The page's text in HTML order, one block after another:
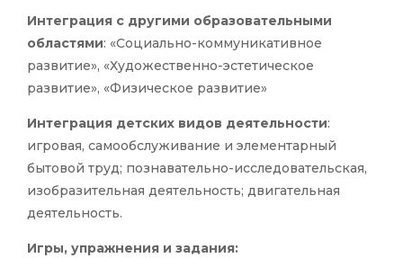
Интеграция с другими образовательными
областями: «Социально-коммуникативное
развитие», «Художественно-эстетическое
развитие», «Физическое развитие»
Интеграция детских видов деятельности:
игровая, самообслуживание и элементарный
бытовой труд; познавательно-исследовательская,
изобразительная деятельность; двигательная
деятельность.
Игры, упражнения и задания: